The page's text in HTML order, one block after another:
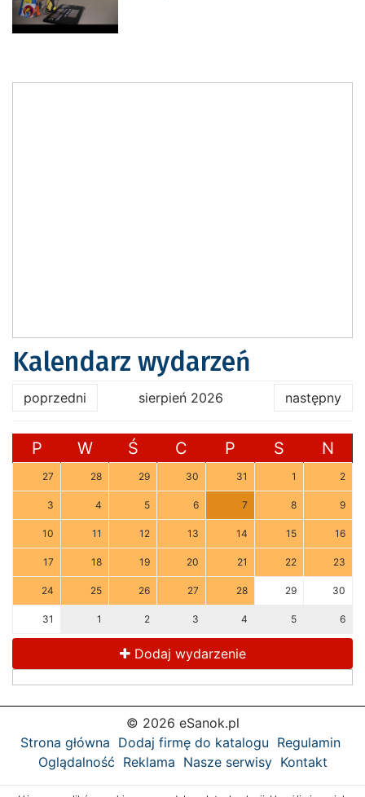
Kalendarz wydarzeń
poprzedni sierpień 2026 następny
P W Ś C P S N
27 28 29 30 31 1 2
3 4 5 6 7 8 9
10 11 12 13 14 15 16
17 18 19 20 21 22 23
24 25 26 27 28 29 30
31 1 2 3 4 5 6
Dodaj wydarzenie
© 2026 eSanok.pl
Strona główna Dodaj firmę do katalogu Regulamin
Oglądalność Reklama Nasze serwisy Kontakt